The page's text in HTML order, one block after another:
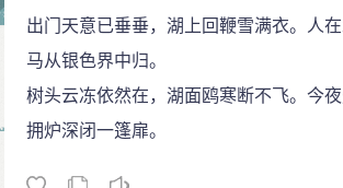
出门天意已垂垂，湖上回鞭雪满衣。人在
马从银色界中归。
树头云冻依然在，湖面鸥寒断不飞。今夜
拥炉深闭一篷扉。